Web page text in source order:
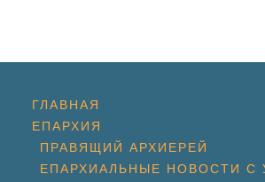
ГЛАВНАЯ
ЕПАРХИЯ
ПРАВЯЩИЙ АРХИЕРЕЙ
ЕПАРХИАЛЬНЫЕ НОВОСТИ С